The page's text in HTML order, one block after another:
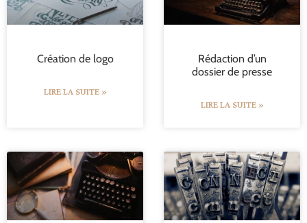
Création de logo
LIRE LA SUITE »
Rédaction d’un
dossier de presse
LIRE LA SUITE »